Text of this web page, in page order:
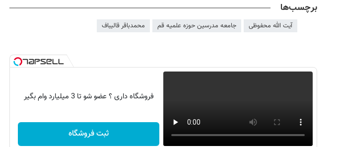
برچسب‌ها
آیت الله محفوظی جامعه مدرسین حوزه علمیه قم محمدباقر قالیباف
فروشگاه داری ؟ عضو شو تا 3 میلیارد وام بگیر
ثبت فروشگاه